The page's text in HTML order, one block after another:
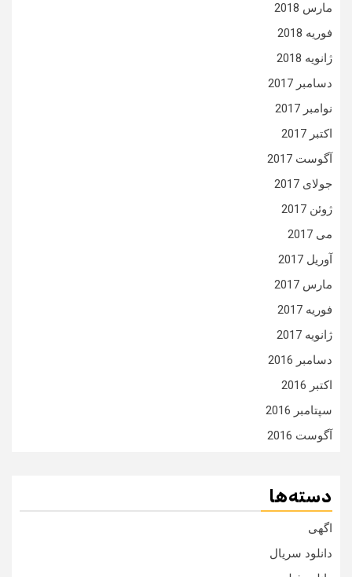
مارس 2018
فوریه 2018
ژانویه 2018
دسامبر 2017
نوامبر 2017
اکتبر 2017
آگوست 2017
جولای 2017
ژوئن 2017
می 2017
آوریل 2017
مارس 2017
فوریه 2017
ژانویه 2017
دسامبر 2016
اکتبر 2016
سپتامبر 2016
آگوست 2016
دسته‌ها
اگهی
دانلود سریال